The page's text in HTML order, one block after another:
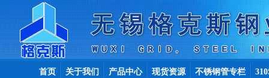
首页 关于我们 产品中心 现货资源 不锈钢管专栏